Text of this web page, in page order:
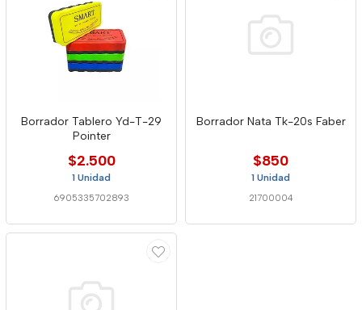
Borrador Tablero Yd-T-29
Pointer
$2.500
1 Unidad
6905335702893
Borrador Nata Tk-20s Faber
$850
1 Unidad
21700004